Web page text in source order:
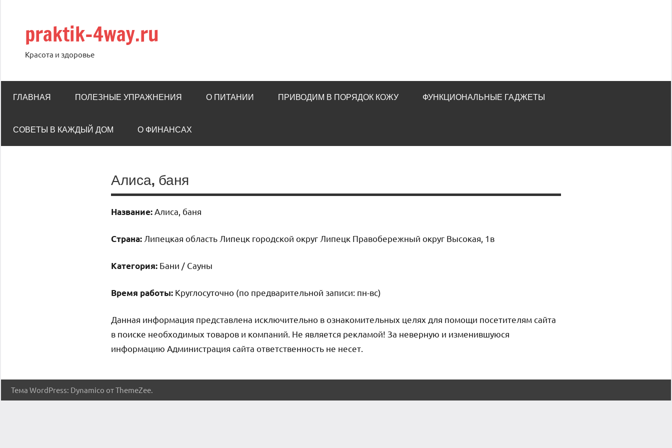
содержимому
praktik-4way.ru
Красота и здоровье
ГЛАВНАЯ ПОЛЕЗНЫЕ УПРАЖНЕНИЯ О ПИТАНИИ ПРИВОДИМ В ПОРЯДОК КОЖУ ФУНКЦИОНАЛЬНЫЕ ГАДЖЕТЫ
СОВЕТЫ В КАЖДЫЙ ДОМ О ФИНАНСАХ
Алиса, баня
Название: Алиса, баня
Страна: Липецкая область Липецк городской округ Липецк Правобережный округ Высокая, 1в
Категория: Бани / Сауны
Время работы: Круглосуточно (по предварительной записи: пн-вс)
Данная информация представлена исключительно в ознакомительных целях для помощи посетителям сайта
в поиске необходимых товаров и компаний. Не является рекламой! За неверную и изменившуюся
информацию Администрация сайта ответственность не несет.
Тема WordPress: Dynamico от ThemeZee.